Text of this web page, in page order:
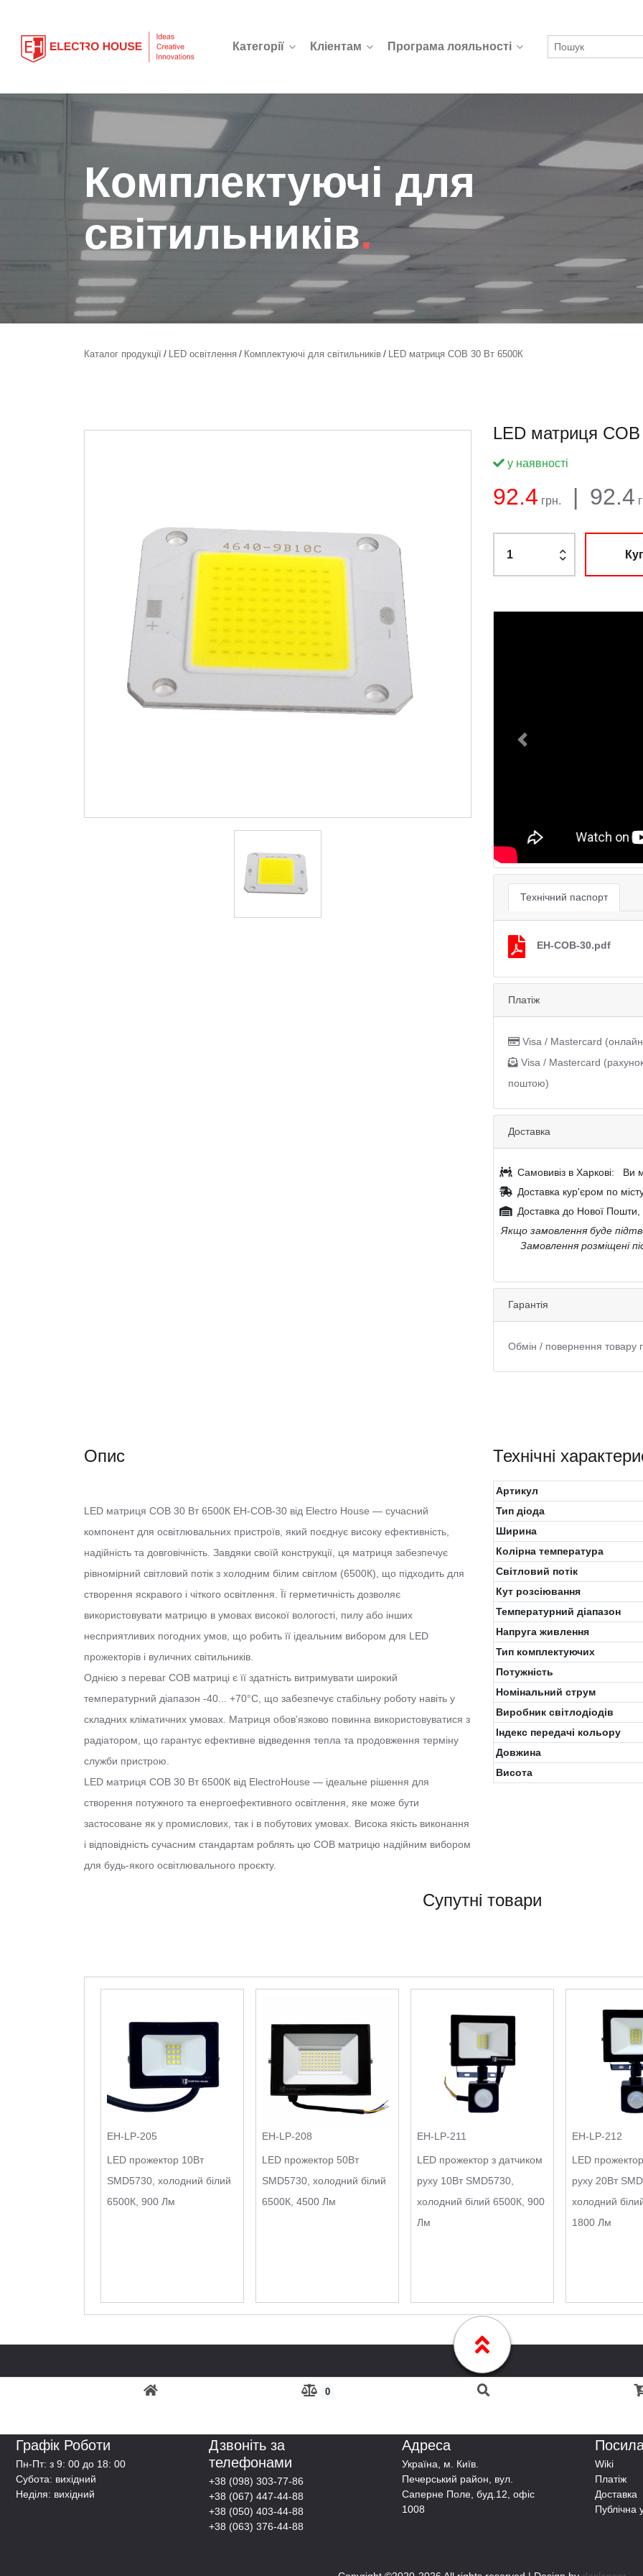
Категорії Кліентам Програма лояльності
0
Комплектуючі для
світильників.
Каталог продукції LED освітлення Комплектуючі для світильників LED матриця COB 30 Вт 6500К
LED матриця
Баланс:
у наявності
92.4 грн. | 92.4
Previous
Технічний паспорт
EH-COB-30.pdf
Платіж
Visa / Mastercard
Visa / Mastercard
поштою)
Доставка
Самовивіз в Харкові:
Ви
Доставка кур'єром по
Доставка до Нової
Якщо замовлення буде
Замовлення розміщені
Гарантія
Обмін / повернення товару
Опис
LED матриця COB 30 Вт 6500К EH-COB-30 від Electro House — сучасний
компонент для освітлювальних пристроїв, який поєднує високу ефективність,
надійність та довговічність. Завдяки своїй конструкції, ця матриця забезпечує
рівномірний світловий потік з холодним білим світлом (6500К), що підходить для
створення яскравого і чіткого освітлення. Її герметичність дозволяє
використовувати матрицю в умовах високої вологості, пилу або інших
несприятливих погодних умов, що робить її ідеальним вибором для LED
прожекторів і вуличних світильників.
Однією з переваг COB матриці є її здатність витримувати широкий
температурний діапазон -40... +70°C, що забезпечує стабільну роботу навіть у
складних кліматичних умовах. Матриця обов’язково повинна використовуватися з
радіатором, що гарантує ефективне відведення тепла та продовження терміну
служби пристрою.
LED матриця COB 30 Вт 6500К від ElectroHouse — ідеальне рішення для
створення потужного та енергоефективного освітлення, яке може бути
застосоване як у промислових, так і в побутових умовах. Висока якість виконання
і відповідність сучасним стандартам роблять цю COB матрицю надійним вибором
для будь-якого освітлювального проєкту.
Технічні
Артикул
Тип діода
Ширина
Колірна температура
Світловий потік
Кут розсіювання
Температурний діапазон
Напруга живлення
Тип комплектуючих
Потужність
Номінальний струм
Виробник світлодіодів
Індекс передачі кольору
Довжина
Висота
Супутні товари
EH-LP-205
LED прожектор 10Вт
SMD5730, холодний білий
6500К, 900 Лм
EH-LP-208
LED прожектор 50Вт
SMD5730, холодний білий
6500К, 4500 Лм
EH-LP-211
LED прожектор з датчиком
руху 10Вт SMD5730,
холодний білий 6500К, 900
Лм
EH-LP-212
LED
руху 20Вт
холодний
1800 Лм
Графік Роботи
Пн-Пт: з 9: 00 до 18: 00
Субота: вихідний
Неділя: вихідний
Дзвоніть за
телефонами
+38 (098) 303-77-86
+38 (067) 447-44-88
+38 (050) 403-44-88
+38 (063) 376-44-88
Адреса
Українa, м. Київ.
Печерський район, вул.
Саперне Поле, буд.12, офіс
1008
Wiki
Платіж
Доставка
Публічна